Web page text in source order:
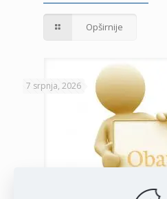
Opširnije
7 srpnja, 2026